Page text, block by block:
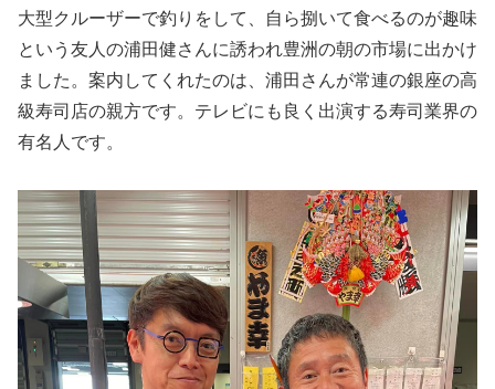
大型クルーザーで釣りをして、自ら捌いて食べるのが趣味
という友人の浦田健さんに誘われ豊洲の朝の市場に出かけ
ました。案内してくれたのは、浦田さんが常連の銀座の高
級寿司店の親方です。テレビにも良く出演する寿司業界の
有名人です。